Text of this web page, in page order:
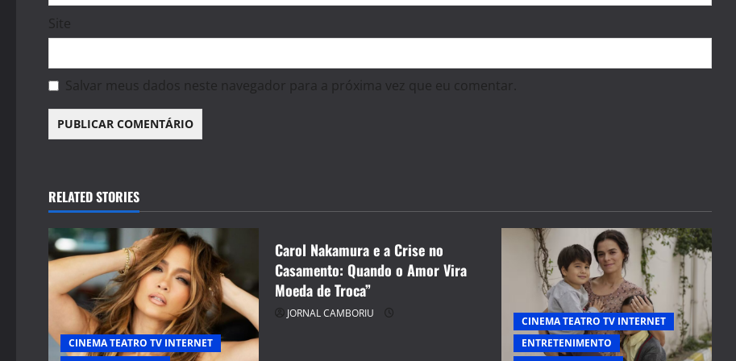
Site
Salvar meus dados neste navegador para a próxima vez que eu comentar.
RELATED STORIES
CINEMA TEATRO TV INTERNET
Carol Nakamura e a Crise no
Casamento: Quando o Amor Vira
Moeda de Troca”
JORNAL CAMBORIU
CINEMA TEATRO TV INTERNET
ENTRETENIMENTO